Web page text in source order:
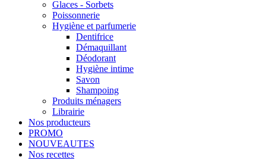
Glaces - Sorbets
Poissonnerie
Hygiène et parfumerie
Dentifrice
Démaquillant
Déodorant
Hygiène intime
Savon
Shampoing
Produits ménagers
Librairie
Nos producteurs
PROMO
NOUVEAUTES
Nos recettes